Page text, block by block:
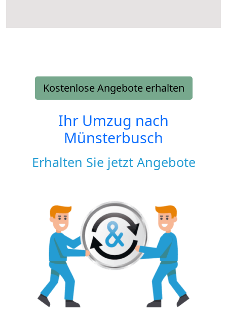
Kostenlose Angebote erhalten
Ihr Umzug nach
Münsterbusch
Erhalten Sie jetzt Angebote